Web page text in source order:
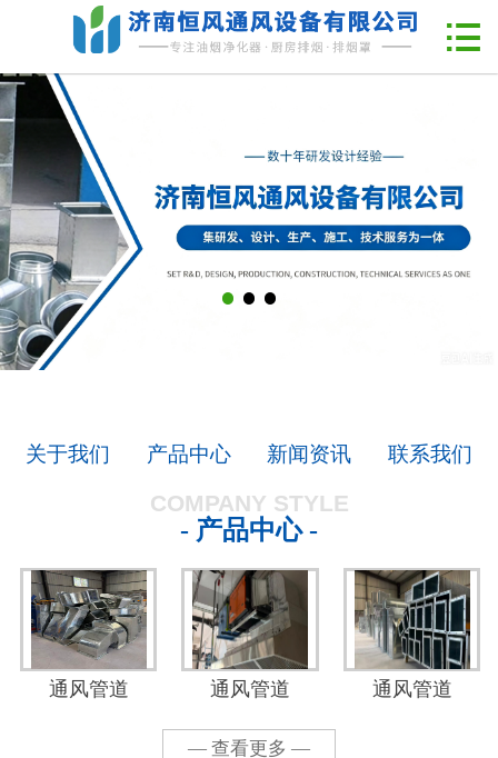
网站首页
产品中心
工程案例

关于我们 产品中心 新闻资讯 联系我们
COMPANY STYLE
- 产品中心 -
通风管道 通风管道 通风管道
— 查看更多 —